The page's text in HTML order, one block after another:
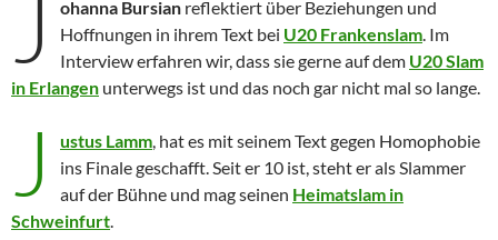
J ohanna Bursian reflektiert über Beziehungen und
Hoffnungen in ihrem Text bei U20 Frankenslam. Im
Interview erfahren wir, dass sie gerne auf dem U20 Slam
in Erlangen unterwegs ist und das noch gar nicht mal so lange.
J ustus Lamm, hat es mit seinem Text gegen Homophobie
ins Finale geschafft. Seit er 10 ist, steht er als Slammer
auf der Bühne und mag seinen Heimatslam in
Schweinfurt.